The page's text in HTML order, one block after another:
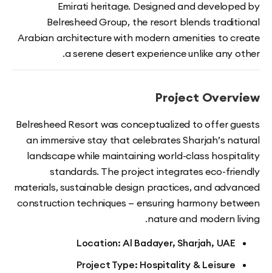
Emirati heritage. Designed and
Belresheed Group, the resort blends
Arabian architecture with modern amenities to
a serene desert experience unlike
Project
Belresheed Resort was conceptualized to offer
an immersive stay that celebrates Sharjah’s
landscape while maintaining world-class
standards. The project integrates eco-
materials, sustainable design practices, and
construction techniques — ensuring harmony
nature and
Location: Al Badayer, Sharjah,
Project Type: Hospitality &